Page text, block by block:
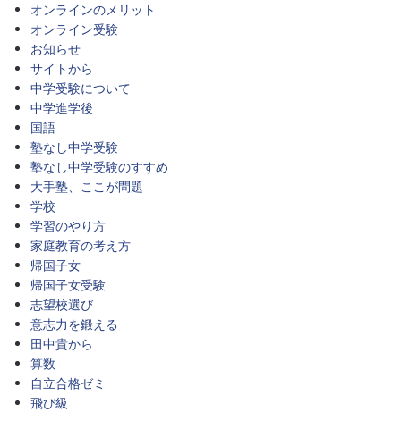
オンラインのメリット
オンライン受験
お知らせ
サイトから
中学受験について
中学進学後
国語
塾なし中学受験
塾なし中学受験のすすめ
大手塾、ここが問題
学校
学習のやり方
家庭教育の考え方
帰国子女
帰国子女受験
志望校選び
意志力を鍛える
田中貴から
算数
自立合格ゼミ
飛び級